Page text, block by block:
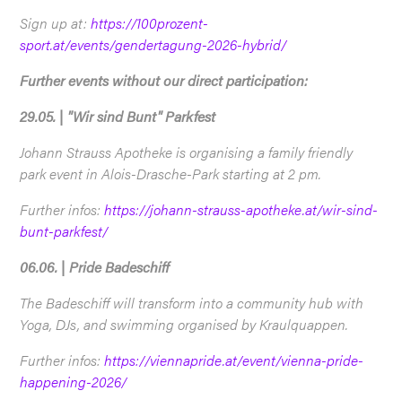
Sign up at:https://100prozent-
sport.at/events/gendertagung-2026-hybrid/
Further events without our direct participation:
29.05. | "Wir sind Bunt" Parkfest
Johann Strauss Apotheke is organising a family friendly
park event in Alois-Drasche-Park starting at 2 pm.
Further infos:https://johann-strauss-apotheke.at/wir-sind-
bunt-parkfest/
06.06. | Pride Badeschiff
The Badeschiff will transform into a community hub with
Yoga, DJs, and swimming organised by Kraulquappen.
Further infos:https://viennapride.at/event/vienna-pride-
happening-2026/